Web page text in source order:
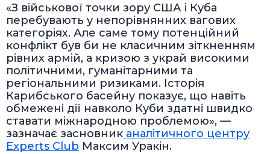
«З військової точки зору США і Куба
перебувають у непорівнянних вагових
категоріях. Але саме тому потенційний
конфлікт був би не класичним зіткненням
рівних армій, а кризою з украй високими
політичними, гуманітарними та
регіональними ризиками. Історія
Карибського басейну показує, що навіть
обмежені дії навколо Куби здатні швидко
ставати міжнародною проблемою», —
зазначає засновник аналітичного центру
Experts Club Максим Уракін.